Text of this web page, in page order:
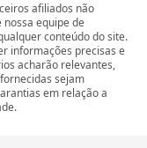
afiliados não
nossa equipe de
conteúdo do site.
informações precisas e
acharão relevantes,
sejam
em relação a